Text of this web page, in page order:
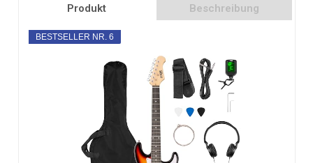
Produkt Beschreibung
BESTSELLER NR. 6